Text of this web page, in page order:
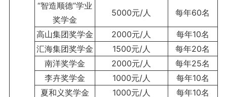
“智造顺德”学业
奖学金
5000元/人 每年60名
高山集团奖学金 2000元/人
每年10名
汇海集团奖学金
1500元/人
每年20名
南洋奖学金
2000元/人
每年25名
李卉奖学金
1000元/人
每年10名
夏和义奖学金
1000元/人
每年10名